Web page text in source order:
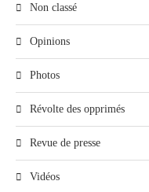
Non classé
Opinions
Photos
Révolte des opprimés
Revue de presse
Vidéos